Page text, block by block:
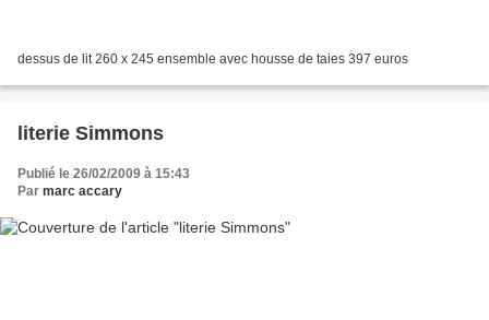
dessus de lit 260 x 245 ensemble avec housse de taies 397 euros
literie Simmons
Publié le 26/02/2009 à 15:43
Par marc accary